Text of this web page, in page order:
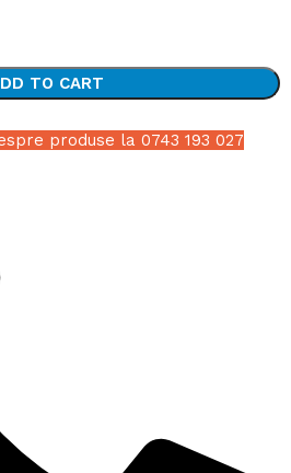
TO CART
produse la 0743 193 027